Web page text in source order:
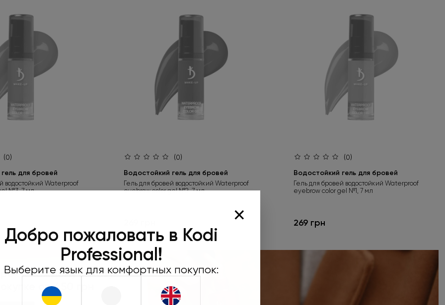
×
Добро пожаловать в Kodi
Professional!
Выберите язык для комфортных покупок:
(0)
для бровей
водостойкий Waterproof
№3, 7 мл
(0)
Водостойкий гель для бровей
Гель для бровей водостойкий Waterproof
eyebrow color gel №2, 7 мл
(0)
Водостойкий гель для бровей
Гель для бровей водостойкий Waterproof
eyebrow color gel №1, 7 мл
269 грн
к каждому заказу
от 450 грн
Оформляйте заказ от
450 грн и выбирайте
подарок
Не забудьте нажать «Выбрать подарок»